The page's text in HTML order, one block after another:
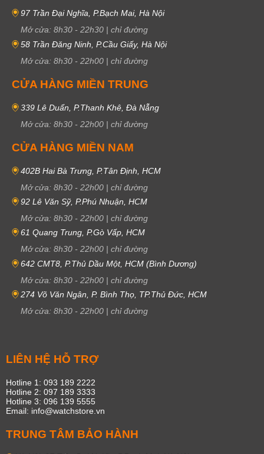
97 Trần Đại Nghĩa, P.Bạch Mai, Hà Nội
Mở cửa: 8h30 - 22h30 | chỉ đường
58 Trần Đăng Ninh, P.Cầu Giấy, Hà Nội
Mở cửa: 8h30 - 22h00 | chỉ đường
CỬA HÀNG MIỀN TRUNG
339 Lê Duẩn, P.Thanh Khê, Đà Nẵng
Mở cửa: 8h30 - 22h00 | chỉ đường
CỬA HÀNG MIỀN NAM
402B Hai Bà Trưng, P.Tân Định, HCM
Mở cửa: 8h30 - 22h00 | chỉ đường
92 Lê Văn Sỹ, P.Phú Nhuận, HCM
Mở cửa: 8h30 - 22h00 | chỉ đường
61 Quang Trung, P.Gò Vấp, HCM
Mở cửa: 8h30 - 22h00 | chỉ đường
642 CMT8, P.Thủ Dầu Một, HCM (Bình Dương)
Mở cửa: 8h30 - 22h00 | chỉ đường
274 Võ Văn Ngân, P. Bình Thọ, TP.Thủ Đức, HCM
Mở cửa: 8h30 - 22h00 | chỉ đường
LIÊN HỆ HỖ TRỢ
Hotline 1: 093 189 2222
Hotline 2: 097 189 3333
Hotline 3: 096 139 5555
Email: info@watchstore.vn
TRUNG TÂM BẢO HÀNH